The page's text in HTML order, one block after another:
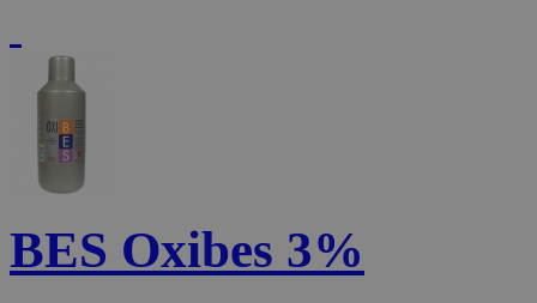
BES Oxibes 3%